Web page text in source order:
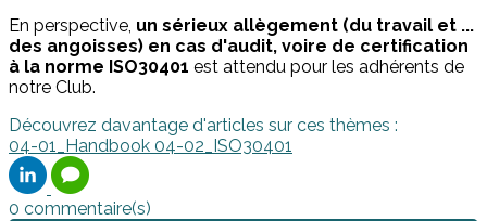
En perspective, un sérieux allègement (du travail et ...
des angoisses) en cas d'audit, voire de certification
à la norme ISO30401 est attendu pour les adhérents de
notre Club.
Découvrez davantage d'articles sur ces thèmes :
04-01_Handbook 04-02_ISO30401
0 commentaire(s)